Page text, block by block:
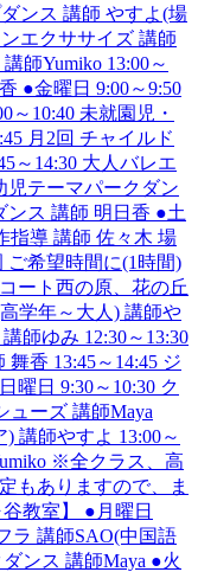
ンス 講師 やすよ(場
エクササイズ 講師
師Yumiko 13:00～
●金曜日 9:00～9:50
10:40 未就園児・
月2回 チャイルド
～14:30 大人バレエ
児テーマパークダン
ンス 講師 明日香 ●土
指導 講師 佐々木 場
ご希望時間に(1時間)
ート西の原、花の丘
学年～大人) 講師や
師ゆみ 12:30～13:30
香 13:45～14:45 ジ
曜日 9:30～10:30 ク
ューズ 講師Maya
講師やすよ 13:00～
※全クラス、高
もありますので、ま
教室】 ●月曜日
ラ 講師SAO(中国語
ンス 講師Maya ●火